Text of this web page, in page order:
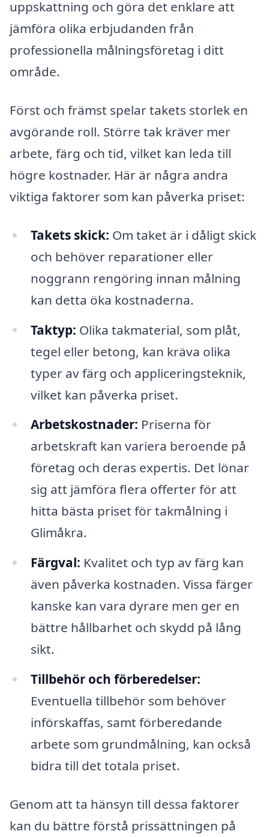
uppskattning och göra det enklare att
jämföra olika erbjudanden från
professionella målningsföretag i ditt
område.
Först och främst spelar takets storlek en
avgörande roll. Större tak kräver mer
arbete, färg och tid, vilket kan leda till
högre kostnader. Här är några andra
viktiga faktorer som kan påverka priset:
Takets skick: Om taket är i dåligt skick
och behöver reparationer eller
noggrann rengöring innan målning
kan detta öka kostnaderna.
Taktyp: Olika takmaterial, som plåt,
tegel eller betong, kan kräva olika
typer av färg och appliceringsteknik,
vilket kan påverka priset.
Arbetskostnader: Priserna för
arbetskraft kan variera beroende på
företag och deras expertis. Det lönar
sig att jämföra flera offerter för att
hitta bästa priset för takmålning i
Glimåkra.
Färgval: Kvalitet och typ av färg kan
även påverka kostnaden. Vissa färger
kanske kan vara dyrare men ger en
bättre hållbarhet och skydd på lång
sikt.
Tillbehör och förberedelser:
Eventuella tillbehör som behöver
införskaffas, samt förberedande
arbete som grundmålning, kan också
bidra till det totala priset.
Genom att ta hänsyn till dessa faktorer
kan du bättre förstå prissättningen på